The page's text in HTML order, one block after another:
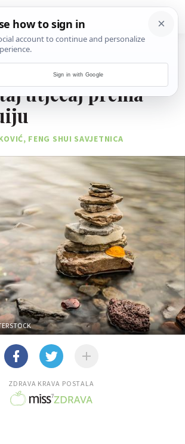
napredak, kako
utjecaj prema
FENG SHUI SAVJETNICA
ZDRAVA KRAVA POSTALA
Sign in with Google